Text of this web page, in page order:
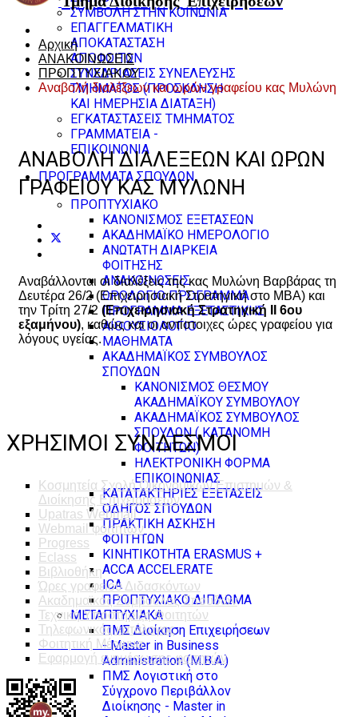
ΣΥΜΒΟΛΗ ΣΤΗΝ ΚΟΙΝΩΝΙΑ
ΕΠΑΓΓΕΛΜΑΤΙΚΗ
ΑΠΟΚΑΤΑΣΤΑΣΗ
ΑΠΟΦΟΙΤΩΝ
ΣΥΝΕΔΡΙΑΣΕΙΣ ΣΥΝΕΛΕΥΣΗΣ
ΤΜΗΜΑΤΟΣ (ΠΡΟΣΚΛΗΣΗ
ΚΑΙ ΗΜΕΡΗΣΙΑ ΔΙΑΤΑΞΗ)
ΕΓΚΑΤΑΣΤΑΣΕΙΣ ΤΜΗΜΑΤΟΣ
ΓΡΑΜΜΑΤΕΙΑ -
ΕΠΙΚΟΙΝΩΝΙΑ
ΠΡΟΓΡΑΜΜΑΤΑ ΣΠΟΥΔΩΝ
ΠΡΟΠΤΥΧΙΑΚΟ
ΚΑΝΟΝΙΣΜΟΣ ΕΞΕΤΑΣΕΩΝ
ΑΚΑΔΗΜΑΪΚΟ ΗΜΕΡΟΛΟΓΙΟ
ΑΝΩΤΑΤΗ ΔΙΑΡΚΕΙΑ
ΦΟΙΤΗΣΗΣ
ΑΝΑΚΟΙΝΩΣΕΙΣ
ΩΡΟΛΟΓΙΟ ΠΡΟΓΡΑΜΜΑ
ΠΡΟΓΡΑΜΜΑ ΕΞΕΤΑΣΤΙΚΗΣ
ΑΙΘΟΥΣΙΟΛΟΓΙΟ
ΜΑΘΗΜΑΤΑ
ΑΚΑΔΗΜΑΪΚΟΣ ΣΥΜΒΟΥΛΟΣ
ΣΠΟΥΔΩΝ
ΚΑΝΟΝΙΣΜΟΣ ΘΕΣΜΟΥ
ΑΚΑΔΗΜΑΪΚΟΥ ΣΥΜΒΟΥΛΟΥ
ΑΚΑΔΗΜΑΪΚΟΣ ΣΥΜΒΟΥΛΟΣ
ΣΠΟΥΔΩΝ ( ΚΑΤΑΝΟΜΗ
ΦΟΙΤΗΤΩΝ)
ΗΛΕΚΤΡΟΝΙΚΗ ΦΟΡΜΑ
ΕΠΙΚΟΙΝΩΝΙΑΣ
ΚΑΤΑΤΑΚΤΗΡΙΕΣ ΕΞΕΤΑΣΕΙΣ
ΟΔΗΓΟΣ ΣΠΟΥΔΩΝ
ΠΡΑΚΤΙΚΗ ΑΣΚΗΣΗ
ΦΟΙΤΗΤΩΝ
ΚΙΝΗΤΙΚΟΤΗΤΑ ERASMUS +
ACCA ACCELERATE
ICA
ΠΡΟΠΤΥΧΙΑΚΟ ΔΙΠΛΩΜΑ
ΜΕΤΑΠΤΥΧΙΑΚΑ
ΠΜΣ Διοίκηση Επιχειρήσεων
- Master in Business
Administration (M.B.A.)
ΠΜΣ Λογιστική στο
Σύγχρονο Περιβάλλον
Διοίκησης - Master in
Αρχική
ΑΝΑΚΟΙΝΩΣΕΙΣ
ΠΡΟΠΤΥΧΙΑΚΟΥ
Αναβολή διαλέξεων και ωρών γραφείου κας Μυλώνη
ΑΝΑΒΟΛΉ ΔΙΑΛΈΞΕΩΝ ΚΑΙ ΩΡΏΝ
ΓΡΑΦΕΊΟΥ ΚΑΣ ΜΥΛΏΝΗ
Αναβάλλονται οι διαλέξεις της κας Μυλώνη Βαρβάρας τη
Δευτέρα 26/2 (Επιχειρησιακή Στρατηγική στο ΜΒΑ) και
την Τρίτη 27/2 (Επιχειρησιακή Στρατηγική ΙΙ 6ου
εξαμήνου), καθώς και οι αντίστοιχες ώρες γραφείου για
λόγους υγείας.
ΧΡΗΣΙΜΟΙ ΣΥΝΔΕΣΜΟΙ
Κοσμητεία Σχολή Οικονομικών Επιστημών &
Διοίκησης Επιχειρήσεων
Upatras Webmail
Webmail φοιτητών
Progress
Eclass
Βιβλιοθήκη
Ώρες γραφείου Διδασκόντων
Ακαδημαϊκός Σύμβουλος Σπουδών
Τεχνική Υποστήριξη Φοιτητών
Τηλεφωνικός κατάλογος
Φοιτητική Μέριμνα
Εφαρμογή ενημέρωσης φοιτητών